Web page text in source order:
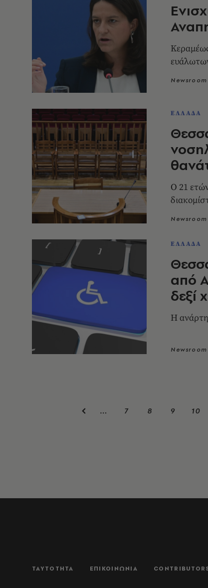
Newsroom
ΕΛΛΑΔΑ
Ο 21
Newsroom
ΕΛΛΑΔΑ
από
δεξί
H
Newsroom
… 7 8 9 10
ΤΑΥΤΟΤΗΤΑ ΕΠΙΚΟΙΝΩΝΙΑ